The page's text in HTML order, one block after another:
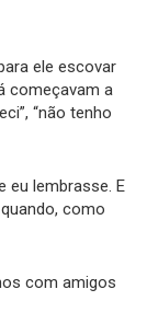
ele escovar
começavam a
“não tenho
eu lembrasse. E
como
com amigos